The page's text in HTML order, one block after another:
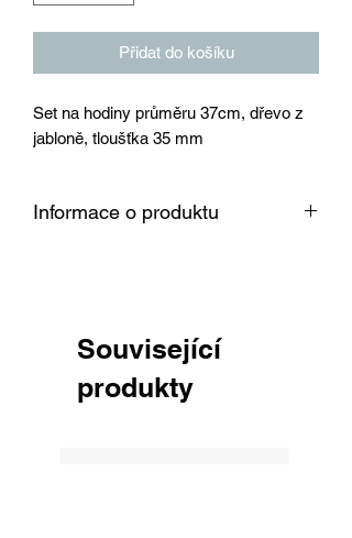
Přidat do košíku
Set na hodiny průměru 37cm, dřevo z
jabloně, tloušťka 35 mm
Informace o produktu
Související
produkty